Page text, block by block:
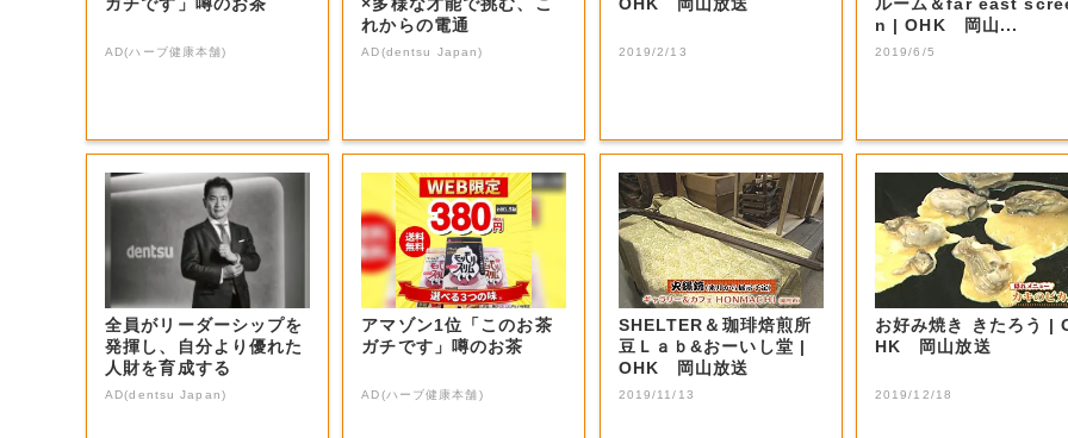
AD(ハーブ健康本舗)
れからの電通
AD(dentsu Japan) 2019/2/13
n | OHK 岡山...
2019/6/5
全員がリーダーシップを
発揮し、自分より優れた
人財を育成する
AD(dentsu Japan)
アマゾン1位「このお茶
ガチです」噂のお茶
AD(ハーブ健康本舗)
SHELTER＆珈琲焙煎所
豆Ｌａｂ&おーいし堂 |
OHK 岡山放送
2019/11/13
お好み焼き きたろう | O
HK 岡山放送
2019/12/18